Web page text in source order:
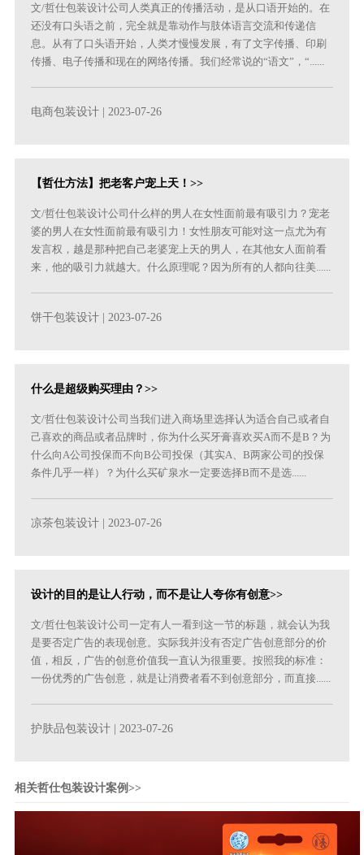
文/哲仕包装设计公司人类真正的传播活动，是从口语开始的。在
还没有口头语之前，完全就是靠动作与肢体语言交流和传递信
息。从有了口头语开始，人类才慢慢发展，有了文字传播、印刷
传播、电子传播和现在的网络传播。我们经常说的“语文”，“......
电商包装设计 | 2023-07-26
【哲仕方法】把老客户宠上天！>>
文/哲仕包装设计公司什么样的男人在女性面前最有吸引力？宠老
婆的男人在女性面前最有吸引力！女性朋友可能对这一点尤为有
发言权，越是那种把自己老婆宠上天的男人，在其他女人面前看
来，他的吸引力就越大。什么原理呢？因为所有的人都向往美......
饼干包装设计 | 2023-07-26
什么是超级购买理由？>>
文/哲仕包装设计公司当我们进入商场里选择认为适合自己或者自
己喜欢的商品或者品牌时，你为什么买牙膏喜欢买A而不是B？为
什么向A公司投保而不向B公司投保（其实A、B两家公司的投保
条件几乎一样）？为什么买矿泉水一定要选择B而不是选......
凉茶包装设计 | 2023-07-26
设计的目的是让人行动，而不是让人夸你有创意>>
文/哲仕包装设计公司一定有人一看到这一节的标题，就会认为我
是要否定广告的表现创意。实际我并没有否定广告创意部分的价
值，相反，广告的创意价值我一直认为很重要。按照我的标准：
一份优秀的广告创意，就是让消费者看不到创意部分，而直接......
护肤品包装设计 | 2023-07-26
相关哲仕包装设计案例>>